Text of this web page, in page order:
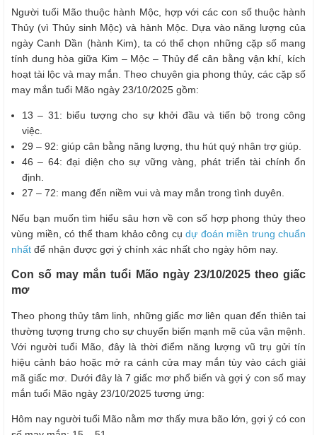
Người tuổi Mão thuộc hành Mộc, hợp với các con số thuộc hành
Thủy (vì Thủy sinh Mộc) và hành Mộc. Dựa vào năng lượng của
ngày Canh Dần (hành Kim), ta có thể chọn những cặp số mang
tính dung hòa giữa Kim – Mộc – Thủy để cân bằng vận khí, kích
hoạt tài lộc và may mắn. Theo chuyên gia phong thủy, các cặp số
may mắn tuổi Mão ngày 23/10/2025 gồm:
13 – 31: biểu tượng cho sự khởi đầu và tiến bộ trong công
việc.
29 – 92: giúp cân bằng năng lượng, thu hút quý nhân trợ giúp.
46 – 64: đại diện cho sự vững vàng, phát triển tài chính ổn
định.
27 – 72: mang đến niềm vui và may mắn trong tình duyên.
Nếu bạn muốn tìm hiểu sâu hơn về con số hợp phong thủy theo
vùng miền, có thể tham khảo công cụ dự đoán miền trung chuẩn
nhất để nhận được gợi ý chính xác nhất cho ngày hôm nay.
Con số may mắn tuổi Mão ngày 23/10/2025 theo giấc
mơ
Theo phong thủy tâm linh, những giấc mơ liên quan đến thiên tai
thường tượng trưng cho sự chuyển biến mạnh mẽ của vận mệnh.
Với người tuổi Mão, đây là thời điểm năng lượng vũ trụ gửi tín
hiệu cảnh báo hoặc mở ra cánh cửa may mắn tùy vào cách giải
mã giấc mơ. Dưới đây là 7 giấc mơ phổ biến và gợi ý con số may
mắn tuổi Mão ngày 23/10/2025 tương ứng:
Hôm nay người tuổi Mão nằm mơ thấy mưa bão lớn, gợi ý có con